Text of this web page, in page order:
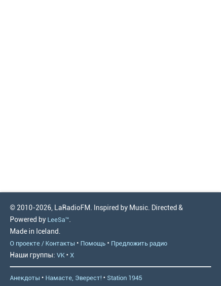
© 2010-2026, LaRadioFM. Inspired by Music. Directed &
Powered by LeeSa™.
Made in Iceland.
О проекте / Контакты • Помощь • Предложить радио
Наши группы: VK • X
Анекдоты • Намасте, Эверест! • Station 1945